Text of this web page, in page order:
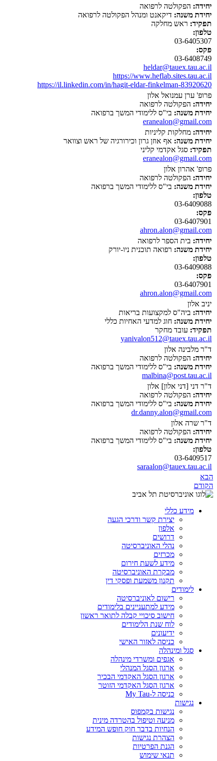
יחידה: הפקולטה לרפואה
יחידת משנה: דיקאנט ומנהל הפקולטה לרפואה
תפקיד: ראש מחלקה
טלפון:
03-6405307
פקס:
03-6408749
heldar@tauex.tau.ac.il
https://www.heflab.sites.tau.ac.il
https://il.linkedin.com/in/hagit-eldar-finkelman-83920620
פרופ' ערן עמנואל אלון
יחידה: הפקולטה לרפואה
יחידת משנה: בי"ס ללימודי המשך ברפואה
eranealon@gmail.com
יחידה: מחלקות קליניות
יחידת משנה: אף אוזן גרון וכירורגיה של ראש וצוואר
תפקיד: סגל אקדמי קליני
eranealon@gmail.com
פרופ' אהרון אלון
יחידה: הפקולטה לרפואה
יחידת משנה: בי"ס ללימודי המשך ברפואה
טלפון:
03-6409088
פקס:
03-6407901
ahron.alon@gmail.com
יחידה: בית הספר לרפואה
יחידת משנה: רפואה תוכנית ניו-יורק
טלפון:
03-6409088
פקס:
03-6407901
ahron.alon@gmail.com
יניב אלון
יחידה: ביה"ס למקצועות בריאות
יחידת משנה: חוג למדעי האחיות כללי
תפקיד: עובד מחקר
yanivalon512@tauex.tau.ac.il
ד"ר מלבינה אלון
יחידה: הפקולטה לרפואה
יחידת משנה: בי"ס ללימודי המשך ברפואה
malbina@post.tau.ac.il
ד"ר דני [דני אלון] אלון
יחידה: הפקולטה לרפואה
יחידת משנה: בי"ס ללימודי המשך ברפואה
dr.danny.alon@gmail.com
ד"ר שרה אלון
יחידה: הפקולטה לרפואה
יחידת משנה: בי"ס ללימודי המשך ברפואה
טלפון:
03-6409517
saraalon@tauex.tau.ac.il
הבא
הקודם
מידע כללי
יצירת קשר ודרכי הגעה
אלפון
דרושים
נהלי האוניברסיטה
מכרזים
מידע לשעת חירום
מבקרת האוניברסיטה
תקנון משמעת ופסקי דין
לימודים
רישום לאוניברסיטה
מידע למתעניינים בלימודים
חישוב סיכויי קבלה לתואר ראשון
לוח שנת הלימודים
ידיעונים
כניסה לאזור האישי
סגל ומינהלה
אגפים ומשרדי מינהלה
ארגון הסגל המנהלי
ארגון הסגל האקדמי הבכיר
ארגון הסגל האקדמי הזוטר
כניסה ל-My Tau
נגישות
נגישות בקמפוס
מניעה וטיפול בהטרדה מינית
הנחיות בדבר חוק חופש המידע
הצהרת נגישות
הגנת הפרטיות
תנאי שימוש